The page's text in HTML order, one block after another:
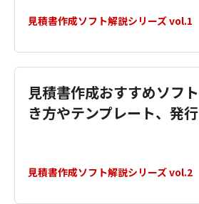
見積書作成ソフト解説シリーズ vol.1
見積書作成おすすめソフ
き方やテンプレート、発
見積書作成ソフト解説シリーズ vol.2